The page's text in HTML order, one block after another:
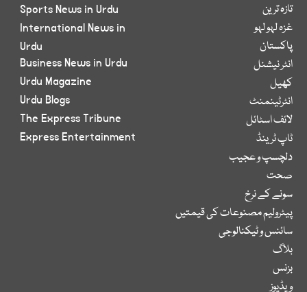
تازہ ترین
غزہ لہو لہو
پاکستان
انٹر نیشنل
کھیل
انٹرٹینمنٹ
لائف اسٹائل
ٹاپ ٹرینڈ
دلچسپ و عجیب
صحت
سونے کے نرخ
پیٹرولیم مصنوعات کی قیمتیں
سائنس و ٹیکنالوجی
بلاگ
بزنس
ویڈیوز
Sports News in Urdu
International News in
Urdu
Business News in Urdu
Urdu Magazine
Urdu Blogs
The Express Tribune
Express Entertainment